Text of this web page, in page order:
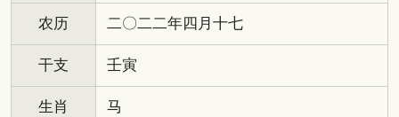
农历 二〇二二年四月十七
干支 壬寅
生肖 马